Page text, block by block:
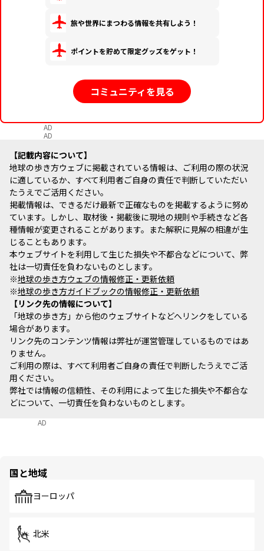
旅や世界にまつわる情報を共有しよう！
ポイントを貯めて限定グッズをゲット！
コミュニティを見る
AD
AD
記載内容について
地球の歩き方ウェブに掲載されている情報は、ご利用の際の状況
に適しているか、すべて利用者ご自身の責任で判断していただい
たうえでご活用ください。
掲載情報は、できるだけ最新で正確なものを掲載するように努め
ています。しかし、取材後・掲載後に現地の規則や手続きなど各
種情報が変更されることがあります。また解釈に見解の相違が生
じることもあります。
本ウェブサイトを利用して生じた損失や不都合などについて、弊
社は一切責任を負わないものとします。
※地球の歩き方ウェブの情報修正・更新依頼
※地球の歩き方ガイドブックの情報修正・更新依頼
リンク先の情報について
「地球の歩き方」から他のウェブサイトなどへリンクをしている
場合があります。
リンク先のコンテンツ情報は弊社が運営管理しているものではあ
りません。
ご利用の際は、すべて利用者ご自身の責任で判断したうえでご活
用ください。
弊社では情報の信頼性、その利用によって生じた損失や不都合な
どについて、一切責任を負わないものとします。
AD
国と地域
ヨーロッパ
北米